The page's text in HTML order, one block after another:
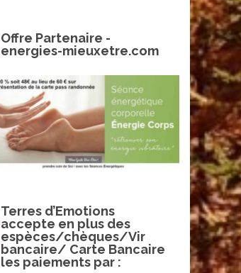
Offre Partenaire -
energies-mieuxetre.com
Terres d’Emotions
accepte en plus des
espèces/chèques/Vir
bancaire/ Carte Bancaire
les paiements par :